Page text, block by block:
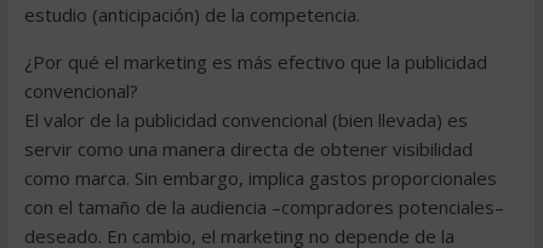
estudio (anticipación) de la competencia.
¿Por qué el marketing es más efectivo que la publicidad
convencional?
El valor de la publicidad convencional (bien llevada) es
servir como una manera directa de obtener visibilidad
como marca. Sin embargo, implica gastos proporcionales
con el tamaño de la audiencia –compradores potenciales–
deseado. En cambio, el marketing no depende de la